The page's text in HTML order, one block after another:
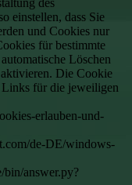
des
einstellen, dass Sie
und Cookies nur
für bestimmte
Löschen
Die Cookie
für die jeweiligen
erlauben-und-
de-DE/windows-
bin/answer.py?